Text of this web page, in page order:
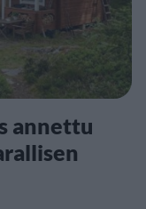
annettu